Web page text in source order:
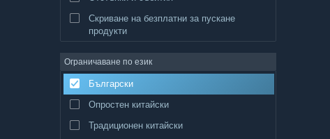
Скриване на безплатни за пускане
продукти
Ограничаване по език
Български
Опростен китайски
Традиционен китайски